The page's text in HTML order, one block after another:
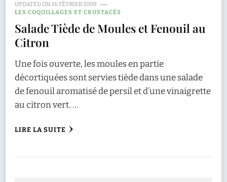
UPDATED ON16 FÉVRIER 2009
LES COQUILLAGES ET CRUSTACÉS
Salade Tiède de Moules et Fenouil au
Citron
Une fois ouverte, les moules en partie
décortiquées sont servies tiède dans une salade
de fenouil aromatisé de persil et d’une vinaigrette
au citron vert. …
LIRE LA SUITE